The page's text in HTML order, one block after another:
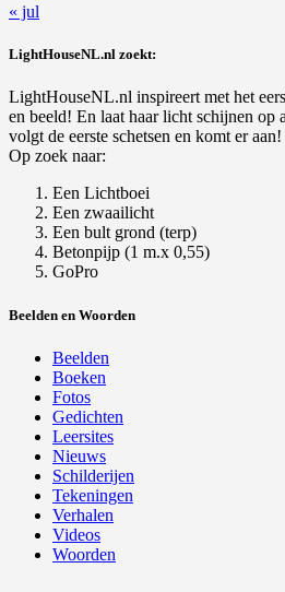
« jul
LightHouseNL.nl zoekt:
LightHouseNL.nl inspireert met het
en beeld! En laat haar licht schijnen op
volgt de eerste schetsen en komt er aan!
Op zoek naar:
Een Lichtboei
Een zwaailicht
Een bult grond (terp)
Betonpijp (1 m.x 0,55)
GoPro
Beelden en Woorden
Beelden
Boeken
Fotos
Gedichten
Leersites
Nieuws
Schilderijen
Tekeningen
Verhalen
Videos
Woorden